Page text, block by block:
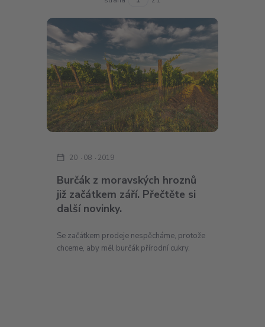
Burčák z moravských hroznů
již začátkem září. Přečtěte si
další novinky.
20 08 2019
Se začátkem prodeje nespěcháme, protože
chceme, aby měl burčák přírodní cukry.